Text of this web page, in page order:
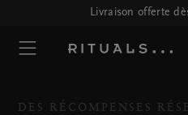
Livraison offerte
DES RÉCOMPENSES